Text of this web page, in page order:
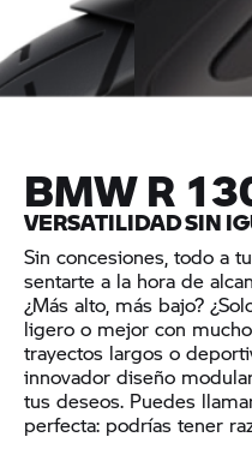
BMW R
VERSATILIDAD SIN
Sin concesiones, todo a
sentarte a la hora de
¿Más alto, más bajo?
ligero o mejor con
trayectos largos o
innovador diseño
tus deseos. Puedes
perfecta: podrías tener